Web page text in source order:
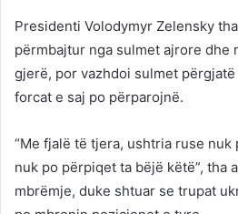
Presidenti Volodymyr Zelensky
përmbajtur nga sulmet ajrore dhe
gjerë, por vazhdoi sulmet
forcat e saj po përparojnë.
“Me fjalë të tjera, ushtria ruse
nuk po përpiqet ta bëjë këtë”, tha
mbrëmje, duke shtuar se trupat